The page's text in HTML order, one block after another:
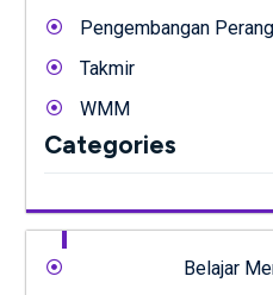
Pengembangan
Takmir
WMM
Categories
Belajar